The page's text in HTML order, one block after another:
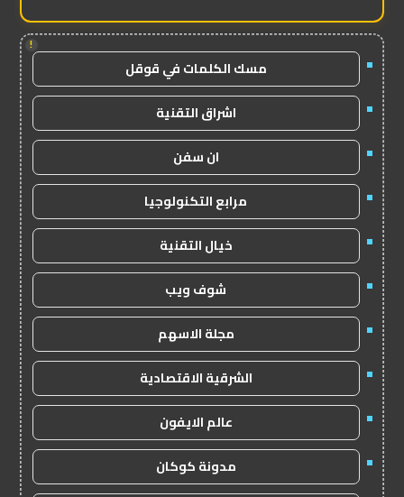
!
مسك الكلمات في قوقل
اشراق التقنية
ان سفن
مرابع التكنولوجيا
خيال التقنية
شوف ويب
مجلة الاسهم
الشرقية الاقتصادية
عالم الايفون
مدونة كوكان